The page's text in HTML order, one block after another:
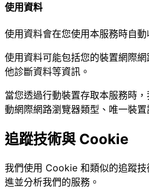
使用資料
使用資料會在您使用本服務時自動
使用資料可能包括您的裝置網際
他診斷資料等資訊。
當您透過行動裝置存取本服務時
動網際網路瀏覽器類型、唯一裝
追蹤技術與 Cookie
我們使用 Cookie 和類似的追蹤
進並分析我們的服務。